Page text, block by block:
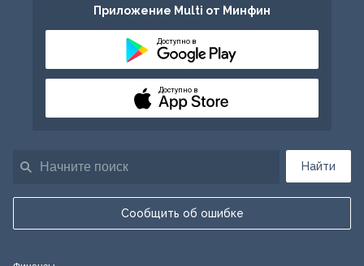
Найти
Сообщить об ошибке
Приложение Multi от Минфин
Доступно в
Доступно в